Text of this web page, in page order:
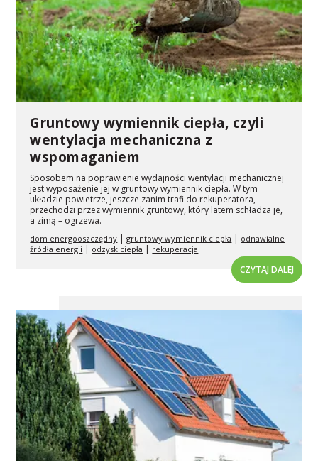
Gruntowy wymiennik ciepła, czyli
wentylacja mechaniczna z
wspomaganiem
Sposobem na poprawienie wydajności wentylacji mechanicznej
jest wyposażenie jej w gruntowy wymiennik ciepła. W tym
układzie powietrze, jeszcze zanim trafi do rekuperatora,
przechodzi przez wymiennik gruntowy, który latem schładza je,
a zimą – ogrzewa.
dom energooszczędny |gruntowy wymiennik ciepła | odnawialne
źródła energii | odzysk ciepła | rekuperacja
CZYTAJ DALEJ